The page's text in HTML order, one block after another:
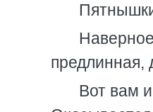
предлинная,
Вот вам